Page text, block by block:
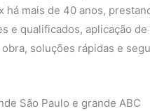
mais de 40 anos,
e qualificados, aplicação
soluções rápidas e
São Paulo e grande ABC